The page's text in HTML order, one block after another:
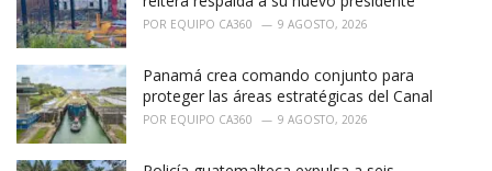
POR EQUIPO CA360 9 AGOSTO, 2026
Panamá crea comando conjunto para
proteger las áreas estratégicas del Canal
POR EQUIPO CA360 9 AGOSTO, 2026